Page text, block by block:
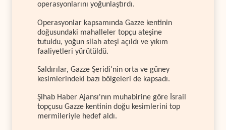
operasyonlarını yoğunlaştırdı.
Operasyonlar kapsamında Gazze kentinin
doğusundaki mahalleler topçu ateşine
tutuldu, yoğun silah ateşi açıldı ve yıkım
faaliyetleri yürütüldü.
Saldırılar, Gazze Şeridi'nin orta ve güney
kesimlerindeki bazı bölgeleri de kapsadı.
Şihab Haber Ajansı'nın muhabirine göre İsrail
topçusu Gazze kentinin doğu kesimlerini top
mermileriyle hedef aldı.